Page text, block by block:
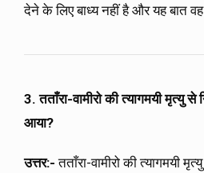
देने के लिए बाध्य नहीं है और यह बात
3. तताँरा-वामीरो की त्यागमयी मृत्यु से
आया?
उत्तर:-तताँरा-वामीरो की त्यागमयी